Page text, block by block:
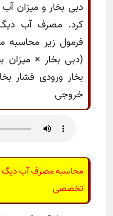
دبی بخار و میزان
کرد. مصرف آب دیگ
فرمول زیر
(دبی بخار × میزان
بخار ورودی فشار
خروجی
محاسبه مصرف آب دیگ
تخصصی